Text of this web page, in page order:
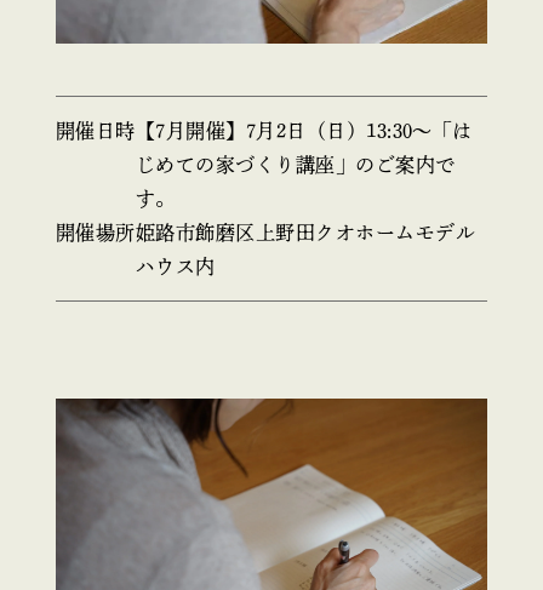
開催日時 【7月開催】7月2日（日）13:30〜「は
じめての家づくり講座」のご案内で
す。
開催場所姫路市飾磨区上野田クオホームモデル
ハウス内